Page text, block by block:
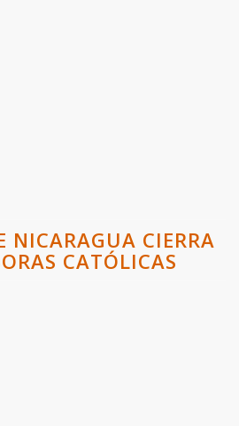
NICARAGUA CIERRA
CATÓLICAS